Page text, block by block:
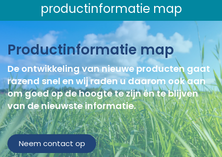
productinformatie map
Productinformatie map
De ontwikkeling van nieuwe producten gaat
razend snel en wij raden u daarom ook aan
om goed op de hoogte te zijn én te blijven
van de nieuwste informatie.
Neem contact op